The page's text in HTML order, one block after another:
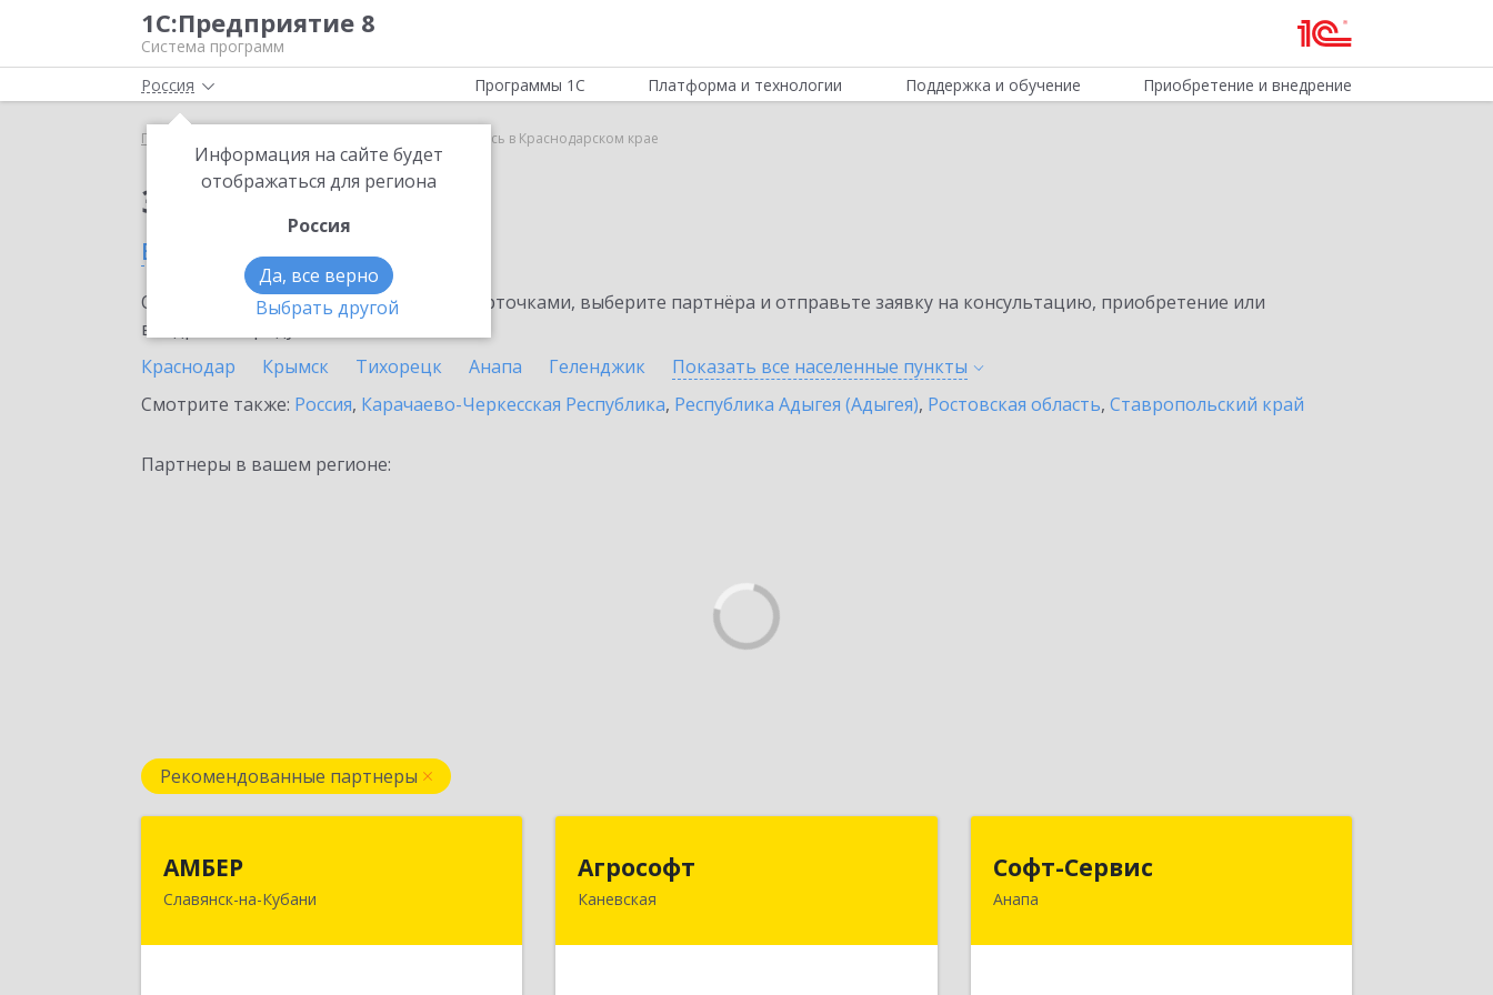
1С:Предприятие 8
Система программ
Россия
Информация на сайте будет
отображаться для региона
Россия
Да, все верно
Выбрать другой
Программы 1С Платформа и технологии Поддержка и обучение Приобретение и внедрение
Главная 1С:Подпись в Краснодарском крае
Заказать 1С:Подпись
в Краснодарском крае
Ознакомьтесь с информационными карточками, выберите партнёра и отправьте заявку на консультацию, приобретение или
внедрение продукта.
Краснодар
Крымск Тихорецк Анапа Геленджик Показать все населенные пункты
Смотрите также: Россия, Карачаево-Черкесская Республика, Республика Адыгея (Адыгея), Ростовская область, Ставропольский край
Партнеры в вашем регионе:
Рекомендованные партнеры
АМБЕР
Славянск-на-Кубани353562, Краснодарский край,
Агрософт
Каневская
Софт-Сервис
Анапа